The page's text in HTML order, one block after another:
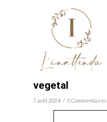
vegetal
7 août 2024 / 0 Commentaires